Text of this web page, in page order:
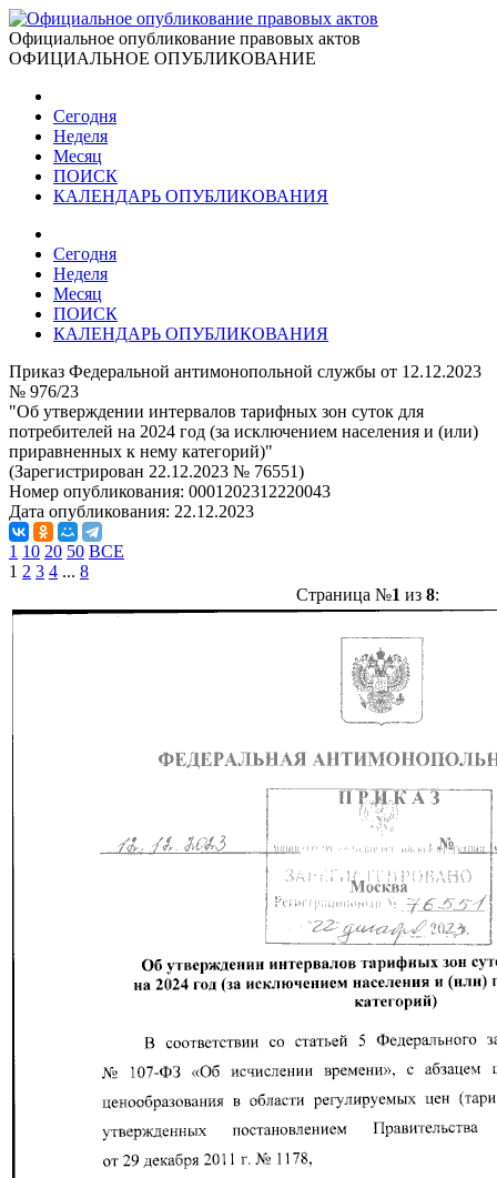
Официальное опубликование правовых актов
ОФИЦИАЛЬНОЕ ОПУБЛИКОВАНИЕ
Сегодня
Неделя
Месяц
ПОИСК
КАЛЕНДАРЬ ОПУБЛИКОВАНИЯ
Сегодня
Неделя
Месяц
ПОИСК
КАЛЕНДАРЬ ОПУБЛИКОВАНИЯ
Приказ Федеральной антимонопольной службы от 12.12.2023
№ 976/23
"Об утверждении интервалов тарифных зон суток для
потребителей на 2024 год (за исключением населения и (или)
приравненных к нему категорий)"
(Зарегистрирован 22.12.2023 № 76551)
Номер опубликования: 0001202312220043
Дата опубликования: 22.12.2023
1 10 20 50 ВСЕ
1 2 3 4 ... 8
Страница №1 из 8: